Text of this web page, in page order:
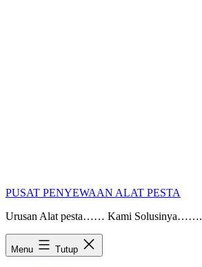
PUSAT PENYEWAAN ALAT PESTA
Urusan Alat pesta…… Kami Solusinya…….
Menu Tutup